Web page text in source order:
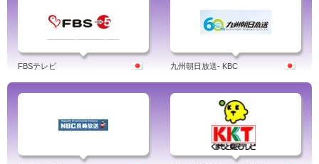
FBSテレビ 九州朝日放送- KBC